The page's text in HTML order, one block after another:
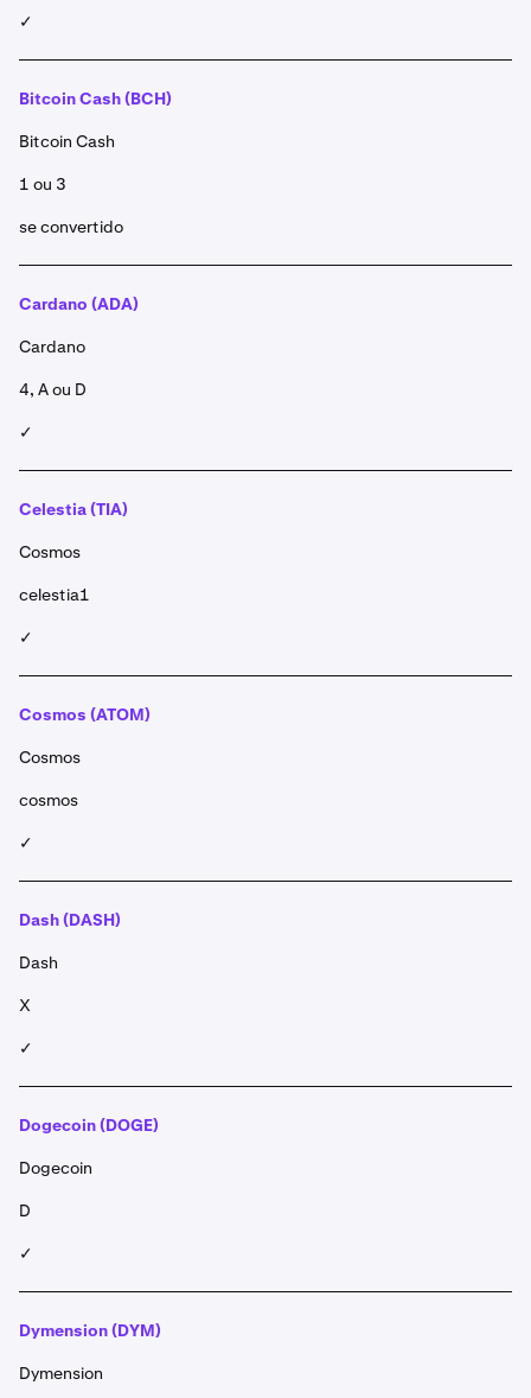
✓
Bitcoin Cash (BCH)
Bitcoin Cash
1 ou 3
se convertido
Cardano (ADA)
Cardano
4, A ou D
✓
Celestia (TIA)
Cosmos
celestia1
✓
Cosmos (ATOM)
Cosmos
cosmos
✓
Dash (DASH)
Dash
X
✓
Dogecoin (DOGE)
Dogecoin
D
✓
Dymension (DYM)
Dymension